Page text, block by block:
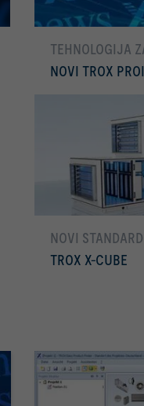
TEHNOLOGIJA
NOVI TROX
Još
NOVI STANDARD
TROX X-CUBE
Još